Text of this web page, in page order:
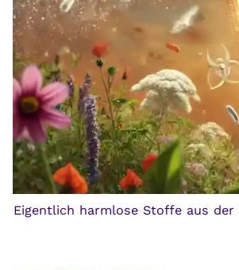
Eigentlich harmlose Stoffe aus